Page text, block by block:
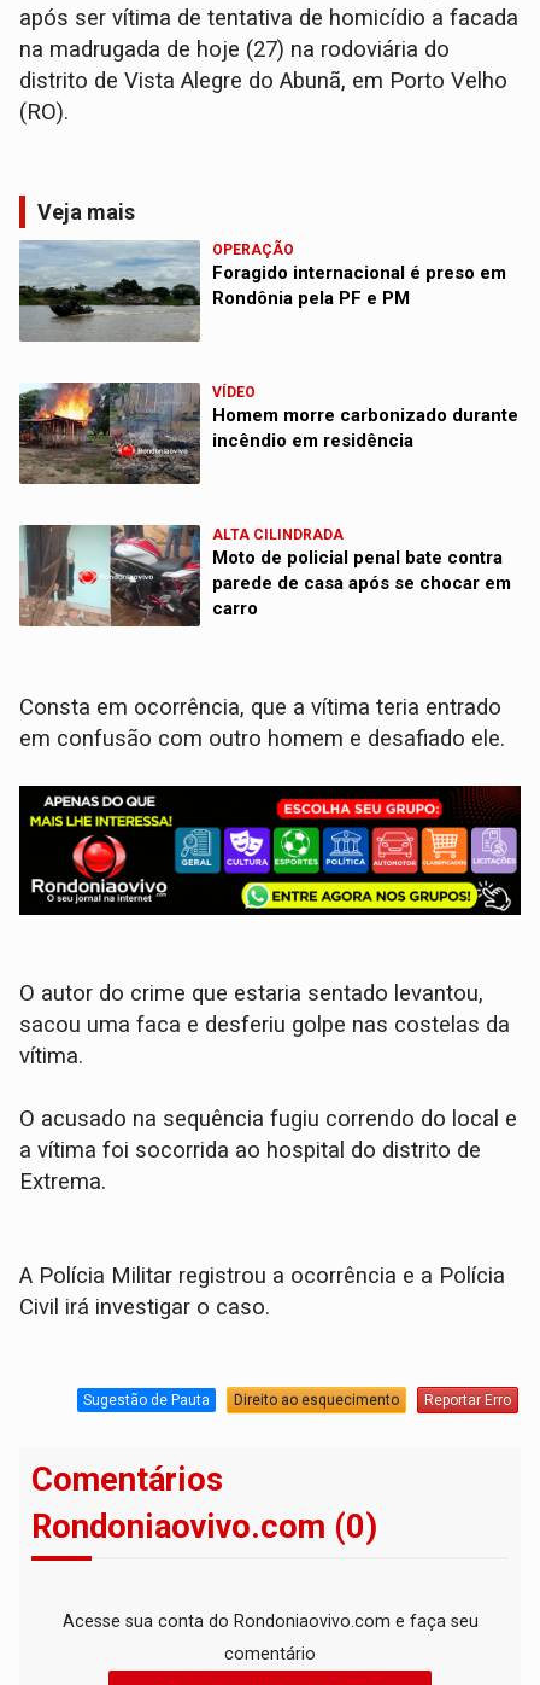
após ser vítima de tentativa de homicídio a facada
na madrugada de hoje (27) na rodoviária do
distrito de Vista Alegre do Abunã, em Porto Velho
(RO).
Veja mais
OPERAÇÃO
Foragido internacional é preso em
Rondônia pela PF e PM
VÍDEO
Homem morre carbonizado durante
incêndio em residência
ALTA CILINDRADA
Moto de policial penal bate contra
parede de casa após se chocar em
carro
Consta em ocorrência, que a vítima teria entrado
em confusão com outro homem e desafiado ele.
O autor do crime que estaria sentado levantou,
sacou uma faca e desferiu golpe nas costelas da
vítima.
O acusado na sequência fugiu correndo do local e
a vítima foi socorrida ao hospital do distrito de
Extrema.
A Polícia Militar registrou a ocorrência e a Polícia
Civil irá investigar o caso.
Sugestão de Pauta Direito ao esquecimento Reportar Erro
Comentários
Rondoniaovivo.com (0)
Acesse sua conta do Rondoniaovivo.com e faça seu
comentário